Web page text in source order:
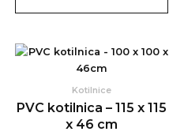
Kotilnice
PVC kotilnica – 115 x 115
x 46 cm